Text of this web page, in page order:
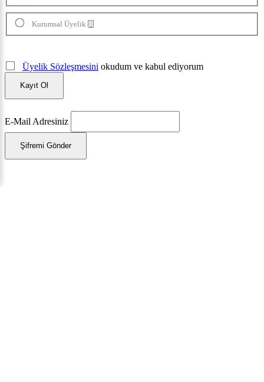
Kurumsal Üyelik
Üyelik Sözleşmesini okudum ve kabul ediyorum
Kayıt Ol
E-Mail Adresiniz
Şifremi Gönder